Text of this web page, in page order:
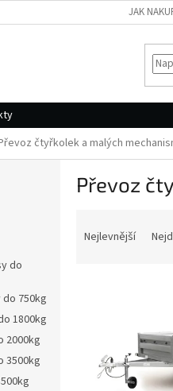
JAK
čtyřkolek a malých
do
750kg
1800kg
2000kg
3500kg
Převoz
Nejlevnější